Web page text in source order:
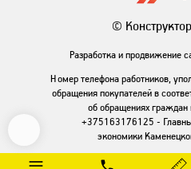
©
Разработка и продвижение
Номер телефона работников,
обращения покупателей в
об обращениях граждан
+375163176125 -
экономики